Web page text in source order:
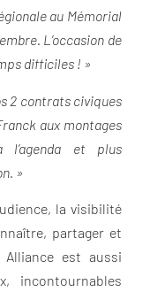
au Mémorial
L’occasion de
difficiles ! »
2 contrats civiques
aux montages
l’agenda et plus
»
la visibilité
partager et
est aussi
incontournables